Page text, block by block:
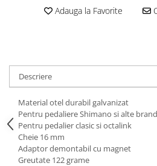
Computer bicicleta
Anvelopa bicicleta
Camera bicicleta
Pinioane
Lant bicicleta
Urechi cadru bicicleta
Mansoane si ghidolina
Adauga la Favorite
Descriere
Material otel durabil galvanizat
Pentru pedaliere Shimano si alte
Pentru pedalier clasic si octalink
Cheie 16 mm
Adaptor demontabil cu magnet
Greutate 122 grame